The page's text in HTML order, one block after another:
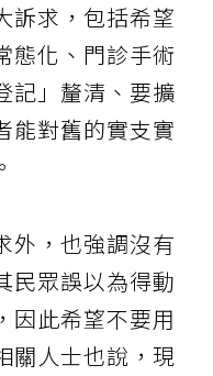
訴求，包括希望
態化、門診手術
記」釐清、要擴
能對舊的實支實
外，也強調沒有
民眾誤以為得動
因此希望不要用
關人士也說，現